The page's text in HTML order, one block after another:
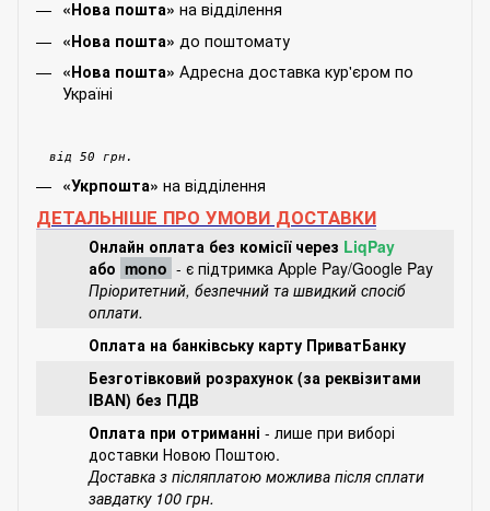
«Нова пошта» на відділення
«Нова пошта» до поштомату
«Нова пошта» Адресна доставка кур'єром по
Україні
від 50 грн.
«Укрпошта» на відділення
ДЕТАЛЬНІШЕ ПРО УМОВИ ДОСТАВКИ
Онлайн оплата без комісії через LiqPay
або mono - є підтримка Apple Pay/Google Pay
Пріоритетний, безпечний та швидкий спосіб
оплати.
Оплата на банківську карту ПриватБанку
Безготівковий розрахунок (за реквізитами
IBAN) без ПДВ
Оплата при отриманні - лише при виборі
доставки Новою Поштою.
Доставка з післяплатою можлива після сплати
завдатку 100 грн.